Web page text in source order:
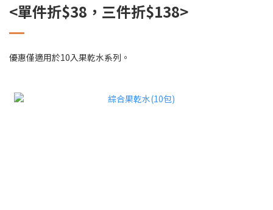
<單件折$38，三件折$138>
優惠僅適用於10入果乾水系列。